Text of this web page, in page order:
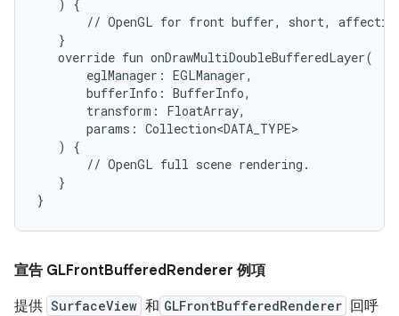
   ) {
// OpenGL for front buffer, short,
   }
   override fun onDrawMultiDoubleBufferedLayer(
       eglManager: EGLManager,
       bufferInfo: BufferInfo,
       transform: FloatArray,
       params: Collection<DATA_TYPE>
   ) {
       // OpenGL full scene rendering.
   }
宣告 GLFrontBuffered Renderer 例項
提供 SurfaceView 和 GLFrontBufferedRenderer 回呼